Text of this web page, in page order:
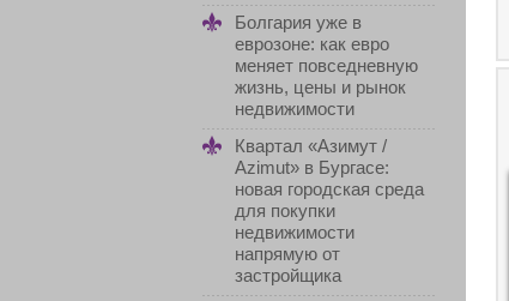
Болгария уже в
еврозоне: как евро
меняет повседневную
жизнь, цены и рынок
недвижимости
Квартал «Азимут /
Azimut» в Бургасе:
новая городская среда
для покупки
недвижимости
напрямую от
застройщика